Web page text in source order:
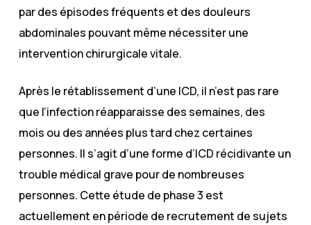
par des épisodes fréquents et des douleurs
abdominales pouvant même nécessiter une
intervention chirurgicale vitale.
Après le rétablissement d’une ICD, il n’est pas rare
que l’infection réapparaisse des semaines, des
mois ou des années plus tard chez certaines
personnes. Il s’agit d’une forme d’ICD récidivante un
trouble médical grave pour de nombreuses
personnes. Cette étude de phase 3 est
actuellement en période de recrutement de sujets